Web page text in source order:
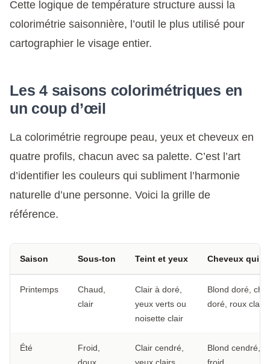
Cette logique de température structure aussi la
colorimétrie saisonnière, l’outil le plus utilisé pour
cartographier le visage entier.
Les 4 saisons colorimétriques en
un coup d’œil
La colorimétrie regroupe peau, yeux et cheveux en
quatre profils, chacun avec sa palette. C’est l’art
d’identifier les couleurs qui subliment l’harmonie
naturelle d’une personne. Voici la grille de
référence.
Saison Sous-ton Teint et yeux Cheveux qui
Printemps
Chaud,
clair
Clair à doré,
yeux verts ou
noisette clair
Blond doré,
doré, roux clair
Été
Froid,
Clair cendré,
Blond cendré,